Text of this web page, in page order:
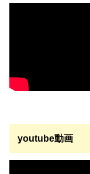
youtube動画